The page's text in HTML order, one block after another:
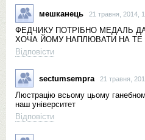
мешканець 21 травня, 2014,
ФЕДЧИКУ ПОТРІБНО МЕДАЛЬ
ХОЧА ЙОМУ НАПЛЮВАТИ НА
Відповісти
sectumsempra 21 травня,
Люстрацію всьому цьому
наш університет
Відповісти